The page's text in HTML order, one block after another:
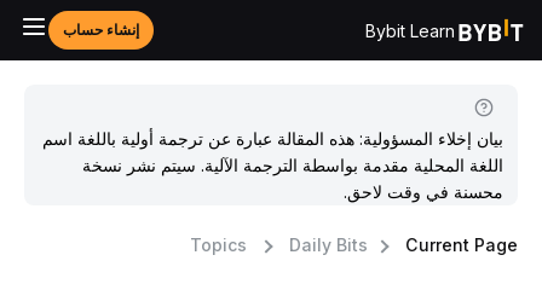
Bybit Learn إنشاء حساب
بيان إخلاء المسؤولية: هذه المقالة عبارة عن ترجمة أولية باللغة اسم
اللغة المحلية مقدمة بواسطة الترجمة الآلية. سيتم نشر نسخة
محسنة في وقت لاحق.
Topics Daily Bits Current